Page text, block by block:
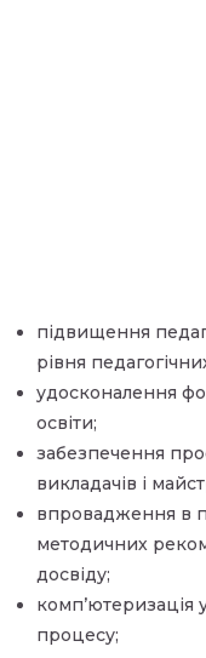
підвищення
рівня
удосконалення
освіти;
забезпечення
викладачів і
впровадження в
методичних
досвіду;
комп’ютеризація
процесу;